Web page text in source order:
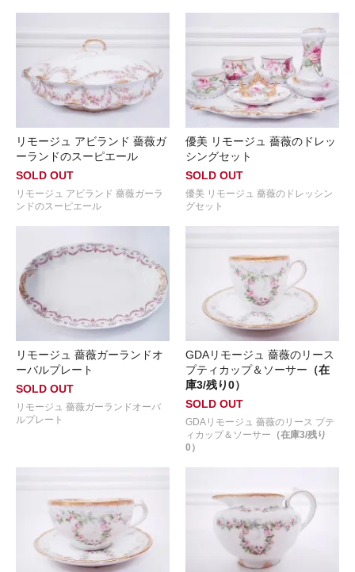
リモージュ アビランド 薔薇ガ
ーランドのスーピエール
SOLD OUT
リモージュ アビランド 薔薇ガーラ
ンドのスーピエール
優美 リモージュ 薔薇のドレッ
シングセット
SOLD OUT
優美 リモージュ 薔薇のドレッシン
グセット
リモージュ 薔薇ガーランドオ
ーバルプレート
SOLD OUT
リモージュ 薔薇ガーランドオーバ
ルプレート
GDAリモージュ 薔薇のリース
プティカップ＆ソーサー （在
庫3/残り0）
SOLD OUT
GDAリモージュ 薔薇のリース プテ
ィカップ＆ソーサー （在庫3/残り
0）